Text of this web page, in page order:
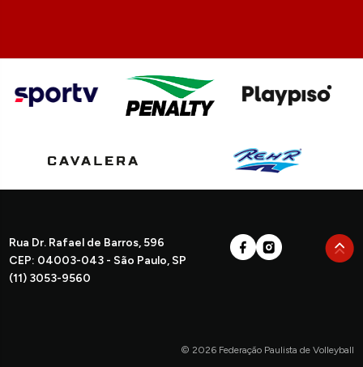
Rua Dr. Rafael de Barros, 596
CEP: 04003-043 - São Paulo, SP
(11) 3053-9560
© 2026 Federação Paulista de Volleyball